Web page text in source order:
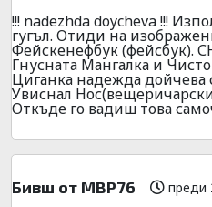
!!! nadezhda doycheva !!!
гугъл. Отиди на
Фейскенефбук (фейсбук).
Гнусната Мангалка и
Циганка надежда дойчева
Увиснал
Откъде го вадиш това
Бивш от МВР76 преди